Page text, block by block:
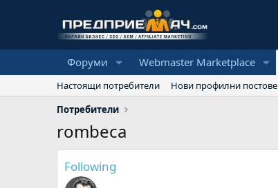
Форуми Webmaster Marketplace
Настоящи потребители Нови профилни постове
Потребители
rombeca
Following